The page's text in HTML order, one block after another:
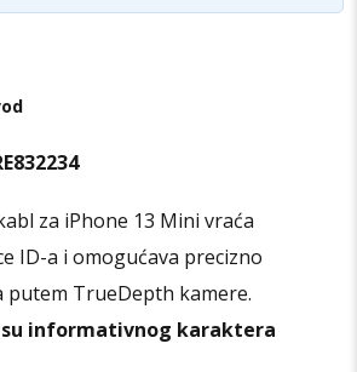
za iPhone 13 Mini vraća
ID-a i omogućava precizno
putem TrueDepth kamere.
su informativnog karaktera